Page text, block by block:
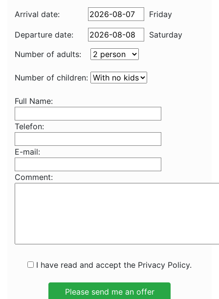
Arrival date: Friday
Departure date:
Saturday
Number of adults:
Number of children:
Full Name:
Telefon:
E-mail:
Comment:
I have read and accept the Privacy Policy.